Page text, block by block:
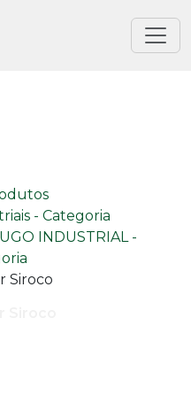
- Categoria
INDUSTRIAL -
Siroco